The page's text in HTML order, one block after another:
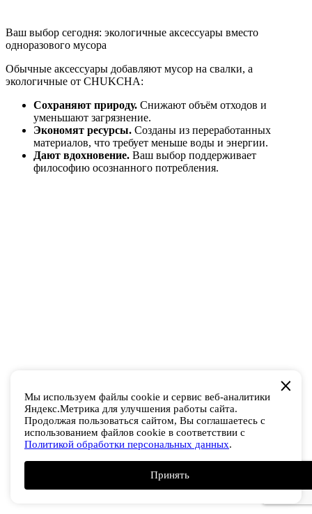
Ваш выбор сегодня: экологичные аксессуары вместо
одноразового мусора
Обычные аксессуары добавляют мусор на свалки, а
экологичные от CHUKCHA:
Сохраняют природу. Снижают объём отходов и
уменьшают загрязнение.
Экономят ресурсы. Созданы из переработанных
материалов, что требует меньше воды и энергии.
Дают вдохновение. Ваш выбор поддерживает
философию осознанного потребления.
Мы используем файлы cookie и сервис веб-аналитики
Яндекс.Метрика для улучшения работы сайта.
Продолжая пользоваться сайтом, Вы соглашаетесь с
использованием файлов cookie в соответствии с
Политикой обработки персональных данных.
Принять